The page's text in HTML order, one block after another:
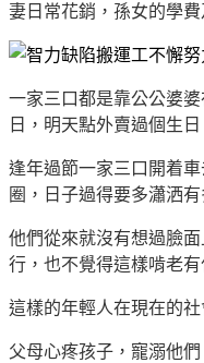
妻日常花銷，孫女的學
一家三口都是靠公公婆
日，明天點外賣過個生日
逢年過節一家三口開着
圈，日子過得要多瀟洒有
他們從來就沒有想過臉
行，也不覺得這樣啃老有
這樣的年輕人在現在的社
父母心疼孩子，寵溺他